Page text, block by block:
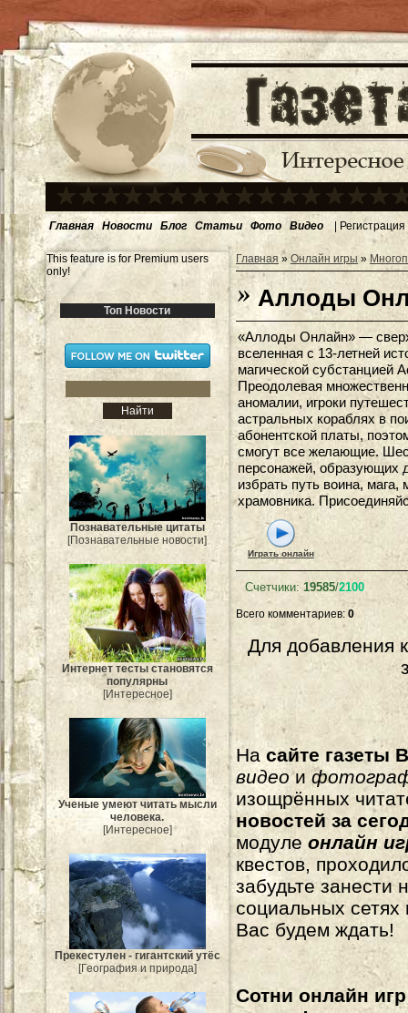
Главная Новости Блог Статьи Фото Видео | Регистрация
This feature is for Premium users
only!
Топ Новости
Познавательные цитаты
[Познавательные новости]
Интернет тесты становятся
популярны
[Интересное]
Ученые умеют читать мысли
человека.
[Интересное]
Прекестулен - гигантский утёс
[География и природа]
Главная » Онлайн игры »
Аллоды
«Аллоды Онлайн» —
вселенная с 13-летней
магической субстанцией
Преодолевая
аномалии, игроки
астральных кораблях в
абонентской платы,
смогут все желающие.
персонажей, образующих
избрать путь воина,
храмовника.
Играть онлайн
Счетчики: 19585/2100
Всего комментариев: 0
Для добавления
Насайте газеты
видеои
изощрённых
новостей за
модуле онлайн
квестов,
забудьте
социальных
Вас будем ждать!
Сотни онлайн